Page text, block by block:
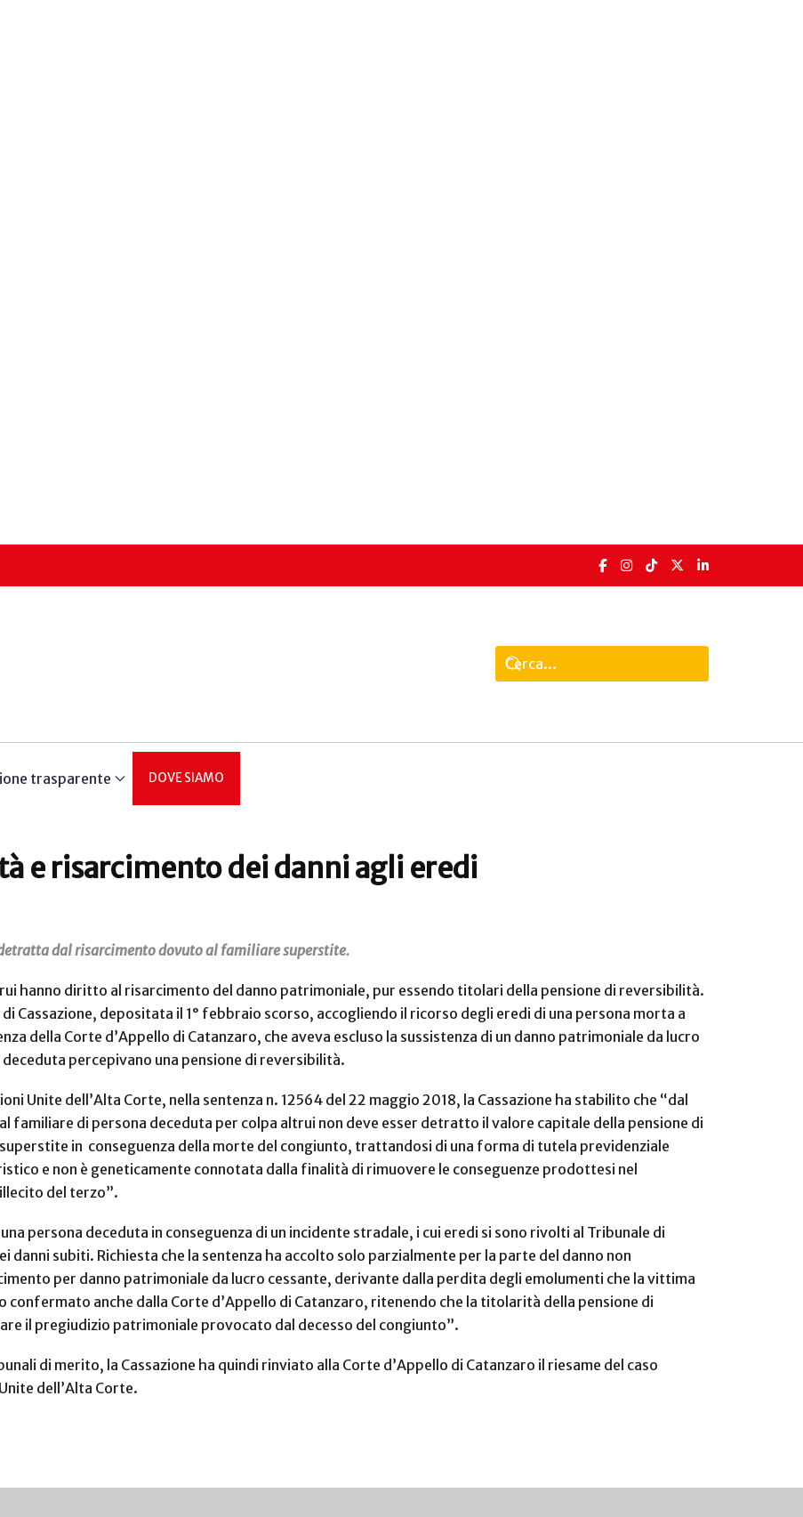
trasparente DOVE SIAMO
e risarcimento dei danni agli eredi
dal risarcimento dovuto al familiare superstite.
hanno diritto al risarcimento del danno patrimoniale, pur essendo titolari della pensione di reversibilità.
Cassazione, depositata il 1° febbraio scorso, accogliendo il ricorso degli eredi di una persona morta a
della Corte d’Appello di Catanzaro, che aveva escluso la sussistenza di un danno patrimoniale da lucro
percepivano una pensione di reversibilità.
Unite dell’Alta Corte, nella sentenza n. 12564 del 22 maggio 2018, la Cassazione ha stabilito che “dal
familiare di persona deceduta per colpa altrui non deve esser detratto il valore capitale della pensione di
in conseguenza della morte del congiunto, trattandosi di una forma di tutela previdenziale
e non è geneticamente connotata dalla finalità di rimuovere le conseguenze prodottesi nel
del terzo”.
persona deceduta in conseguenza di un incidente stradale, i cui eredi si sono rivolti al Tribunale di
danni subiti. Richiesta che la sentenza ha accolto solo parzialmente per la parte del danno non
per danno patrimoniale da lucro cessante, derivante dalla perdita degli emolumenti che la vittima
anche dalla Corte d’Appello di Catanzaro, ritenendo che la titolarità della pensione di
il pregiudizio patrimoniale provocato dal decesso del congiunto”.
di merito, la Cassazione ha quindi rinviato alla Corte d’Appello di Catanzaro il riesame del caso
dell’Alta Corte.